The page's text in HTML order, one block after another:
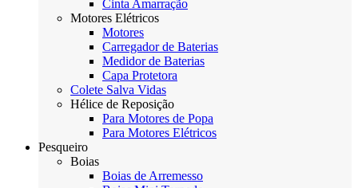
Cinta Amarração
Motores Elétricos
Motores
Carregador de Baterias
Medidor de Baterias
Capa Protetora
Colete Salva Vidas
Hélice de Reposição
Para Motores de Popa
Para Motores Elétricos
Pesqueiro
Boias
Boias de Arremesso